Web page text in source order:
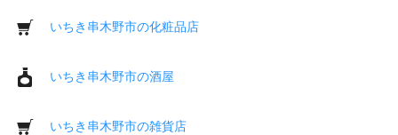
いちき串木野市の化粧品店
いちき串木野市の酒屋
いちき串木野市の雑貨店